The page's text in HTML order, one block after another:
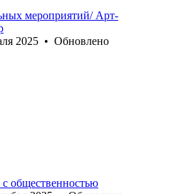
мероприятий/ Арт-
2025 • Обновлено
общественностью